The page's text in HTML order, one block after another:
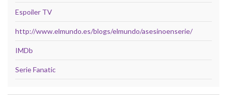
Espoiler TV
http://www.elmundo.es/blogs/elmundo/asesinoenserie/
IMDb
Serie Fanatic